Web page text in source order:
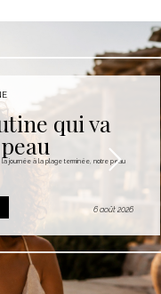
qui va
6 août 2026
journée à la plage terminée, notre peau